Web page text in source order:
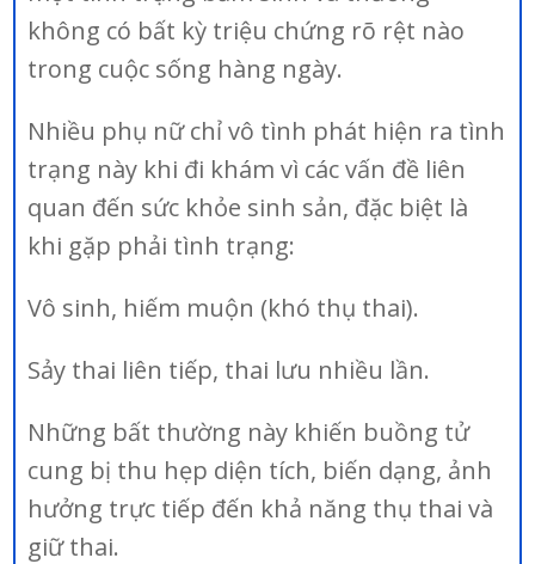
không có bất kỳ triệu chứng rõ rệt nào
trong cuộc sống hàng ngày.
Nhiều phụ nữ chỉ vô tình phát hiện ra tình
trạng này khi đi khám vì các vấn đề liên
quan đến sức khỏe sinh sản, đặc biệt là
khi gặp phải tình trạng:
Vô sinh, hiếm muộn (khó thụ thai).
Sảy thai liên tiếp, thai lưu nhiều lần.
Những bất thường này khiến buồng tử
cung bị thu hẹp diện tích, biến dạng, ảnh
hưởng trực tiếp đến khả năng thụ thai và
giữ thai.